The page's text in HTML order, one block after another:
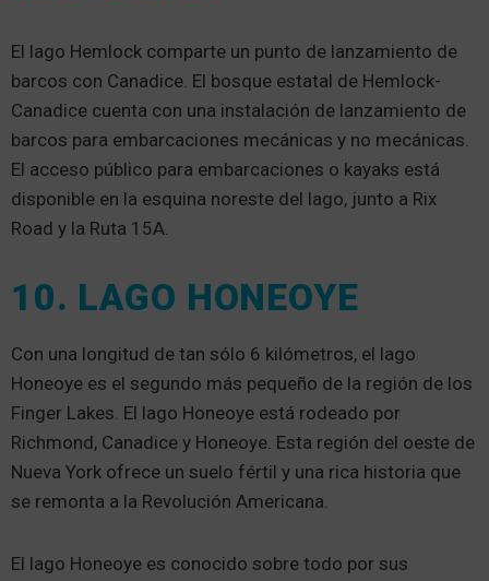
El lago Hemlock comparte un punto de lanzamiento de
barcos con Canadice. El bosque estatal de Hemlock-
Canadice cuenta con una instalación de lanzamiento de
barcos para embarcaciones mecánicas y no mecánicas.
El acceso público para embarcaciones o kayaks está
disponible en la esquina noreste del lago, junto a Rix
Road y la Ruta 15A.
10. LAGO HONEOYE
Con una longitud de tan sólo 6 kilómetros, el lago
Honeoye es el segundo más pequeño de la región de los
Finger Lakes. El lago Honeoye está rodeado por
Richmond, Canadice y Honeoye. Esta región del oeste de
Nueva York ofrece un suelo fértil y una rica historia que
se remonta a la Revolución Americana.
El lago Honeoye es conocido sobre todo por sus